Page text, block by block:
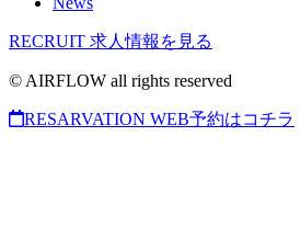
RECRUIT 求人情報を見る
© AIRFLOW all rights reserved
RESARVATION WEB予約はコチラ